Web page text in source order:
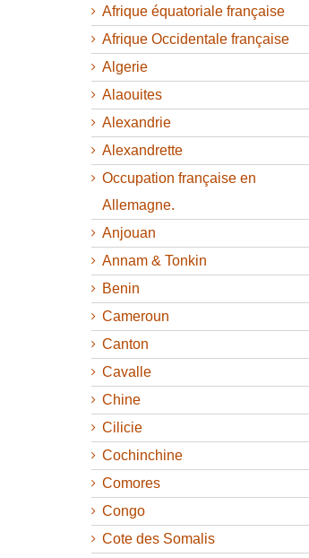
Afrique équatoriale française
Afrique Occidentale française
Algerie
Alaouites
Alexandrie
Alexandrette
Occupation française en
Allemagne.
Anjouan
Annam & Tonkin
Benin
Cameroun
Canton
Cavalle
Chine
Cilicie
Cochinchine
Comores
Congo
Cote des Somalis